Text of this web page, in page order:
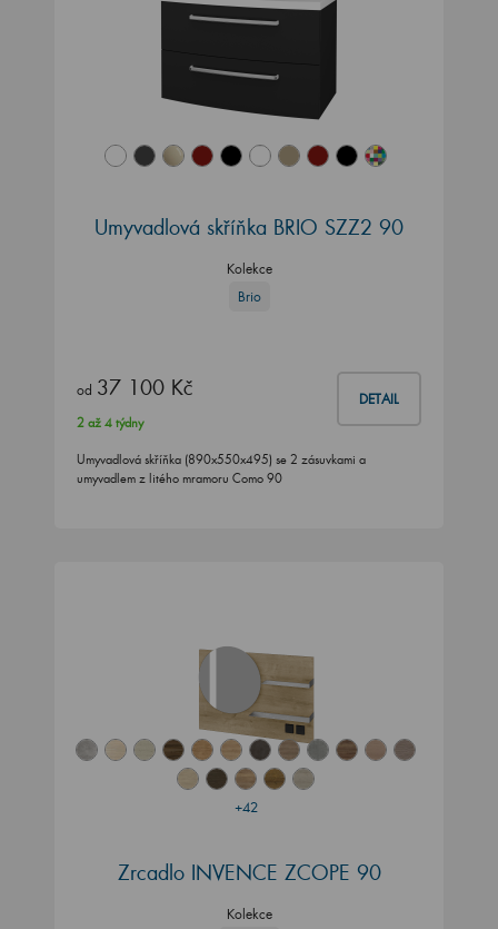
Umyvadlová skříňka BRIO SZZ2 90
Kolekce
Brio
od 37 100 Kč DETAIL
2 až 4 týdny
Umyvadlová skříňka (890x550x495) se 2 zásuvkami a
umyvadlem z litého mramoru Como 90
+42
Zrcadlo INVENCE ZCOPE 90
Kolekce